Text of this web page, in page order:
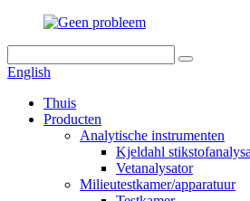
English
Thuis
Producten
Analytische instrumenten
Kjeldahl
Vetanalysator
Milieutestkamer/apparatuur